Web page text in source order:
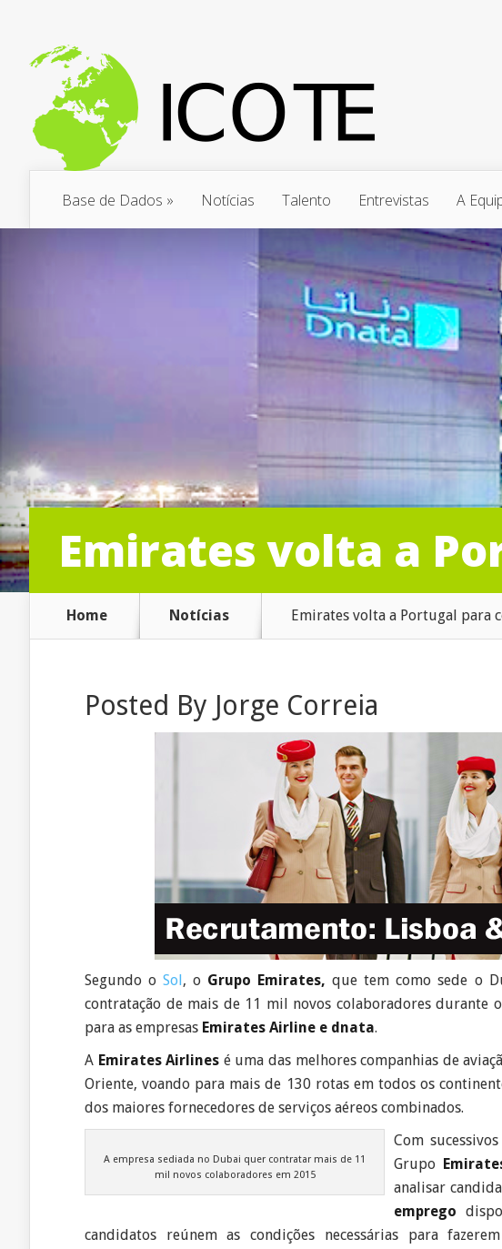
Base de Dados » Notícias Talento Entrevistas A
Emirates volta a
Home Notícias Emirates volta a Portugal para
Posted By Jorge Correia
Segundo oSol, o Grupo Emirates,que tem como sede o
contratação de mais de 11 mil novos colaboradores durante
para as empresas Emirates Airline e dnata.
A Emirates Airlines é uma das melhores companhias de
Oriente, voando para mais de 130 rotas em todos os
dos maiores fornecedores de serviços aéreos combinados.
A empresa sediada no Dubai quer contratar mais de 11
mil novos colaboradores em 2015
Com
Grupo
analisar
emprego
candidatos reúnem as condições necessárias para